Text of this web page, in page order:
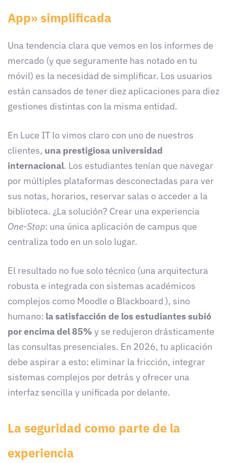
App» simplificada
Una tendencia clara que vemos en los informes de
mercado (y que seguramente has notado en tu
móvil) es la necesidad de simplificar. Los usuarios
están cansados de tener diez aplicaciones para diez
gestiones distintas con la misma entidad.
En Luce IT lo vimos claro con uno de nuestros
clientes, una prestigiosa universidad
internacional. Los estudiantes tenían que navegar
por múltiples plataformas desconectadas para ver
sus notas, horarios, reservar salas o acceder a la
biblioteca. ¿La solución? Crear una experiencia
One-Stop: una única aplicación de campus que
centraliza todo en un solo lugar.
El resultado no fue solo técnico (una arquitectura
robusta e integrada con sistemas académicos
complejos como Moodle o Blackboard ), sino
humano: la satisfacción de los estudiantes subió
por encima del 85% y se redujeron drásticamente
las consultas presenciales. En 2026, tu aplicación
debe aspirar a esto: eliminar la fricción, integrar
sistemas complejos por detrás y ofrecer una
interfaz sencilla y unificada por delante.
La seguridad como parte de la
experiencia